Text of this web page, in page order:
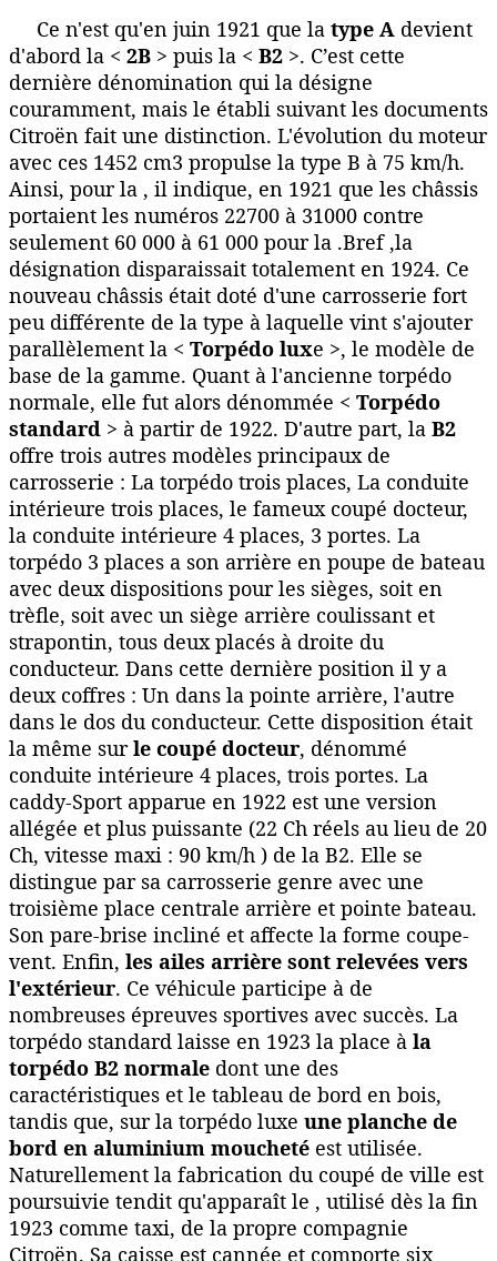
Ce n'est qu'en juin 1921 que la type A devient
d'abord la < 2B > puis la < B2 >. C’est cette
dernière dénomination qui la désigne
couramment, mais le établi suivant les documents
Citroën fait une distinction. L'évolution du moteur
avec ces 1452 cm3 propulse la type B à 75 km/h.
Ainsi, pour la , il indique, en 1921 que les châssis
portaient les numéros 22700 à 31000 contre
seulement 60 000 à 61 000 pour la .Bref ,la
désignation disparaissait totalement en 1924. Ce
nouveau châssis était doté d'une carrosserie fort
peu différente de la type à laquelle vint s'ajouter
parallèlement la < Torpédo luxe >, le modèle de
base de la gamme. Quant à l'ancienne torpédo
normale, elle fut alors dénommée < Torpédo
standard > à partir de 1922. D'autre part, la B2
offre trois autres modèles principaux de
carrosserie : La torpédo trois places, La conduite
intérieure trois places, le fameux coupé docteur,
la conduite intérieure 4 places, 3 portes. La
torpédo 3 places a son arrière en poupe de bateau
avec deux dispositions pour les sièges, soit en
trèfle, soit avec un siège arrière coulissant et
strapontin, tous deux placés à droite du
conducteur. Dans cette dernière position il y a
deux coffres : Un dans la pointe arrière, l'autre
dans le dos du conducteur. Cette disposition était
la même surle coupé docteur, dénommé
conduite intérieure 4 places, trois portes. La
caddy-Sport apparue en 1922 est une version
allégée et plus puissante (22 Ch réels au lieu de 20
Ch, vitesse maxi : 90 km/h ) de la B2. Elle se
distingue par sa carrosserie genre avec une
troisième place centrale arrière et pointe bateau.
Son pare-brise incliné et affecte la forme coupe-
vent. Enfin, les ailes arrière sont relevées vers
l'extérieur. Ce véhicule participe à de
nombreuses épreuves sportives avec succès. La
torpédo standard laisse en 1923 la place à la
torpédo B2 normale dont une des
caractéristiques et le tableau de bord en bois,
tandis que, sur la torpédo luxe une planche de
bord en aluminium moucheté est utilisée.
Naturellement la fabrication du coupé de ville est
poursuivie tendit qu'apparaît le , utilisé dès la fin
1923 comme taxi, de la propre compagnie
Citroën. Sa caisse est cannée et comporte six